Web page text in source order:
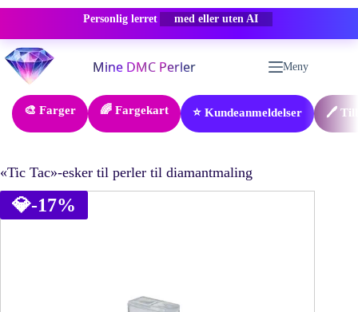
Personlig lerret -50% RABATT
Hopp
til
innholdet
Meny
🎨 Farger 🌈 Fargekart ⭐ Kundeanmeldelser 🖊️
«Tic Tac»-esker til perler til diamantmaling
💎-17%